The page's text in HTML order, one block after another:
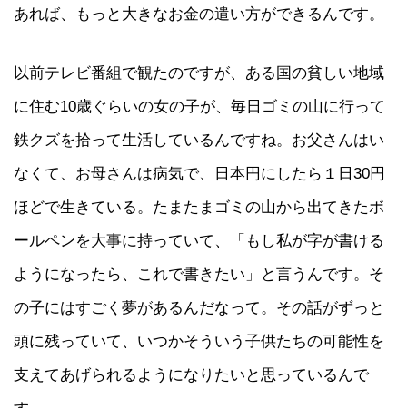
あれば、もっと大きなお金の遣い方ができるんです。
以前テレビ番組で観たのですが、ある国の貧しい地域
に住む10歳ぐらいの女の子が、毎日ゴミの山に行って
鉄クズを拾って生活しているんですね。お父さんはい
なくて、お母さんは病気で、日本円にしたら１日30円
ほどで生きている。たまたまゴミの山から出てきたボ
ールペンを大事に持っていて、「もし私が字が書ける
ようになったら、これで書きたい」と言うんです。そ
の子にはすごく夢があるんだなって。その話がずっと
頭に残っていて、いつかそういう子供たちの可能性を
支えてあげられるようになりたいと思っているんで